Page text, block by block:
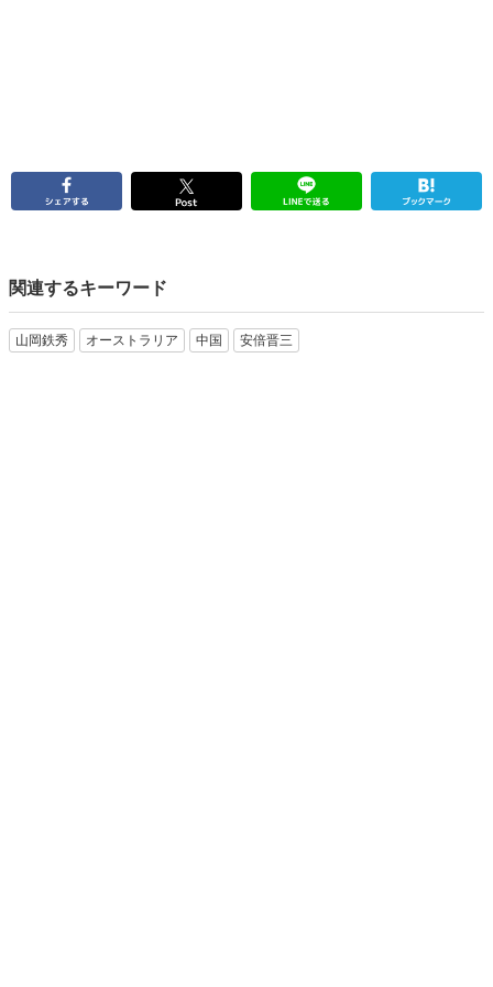
関連するキーワード
山岡鉄秀 オーストラリア 中国 安倍晋三